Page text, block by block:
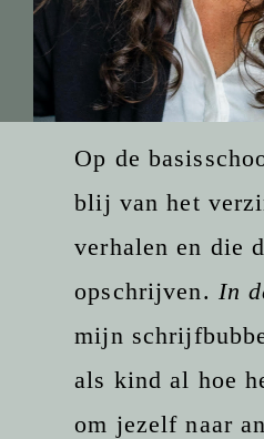
Op de
blij van het
verhalen en die
opschrijven. In
mijn
als kind al hoe
om jezelf naar